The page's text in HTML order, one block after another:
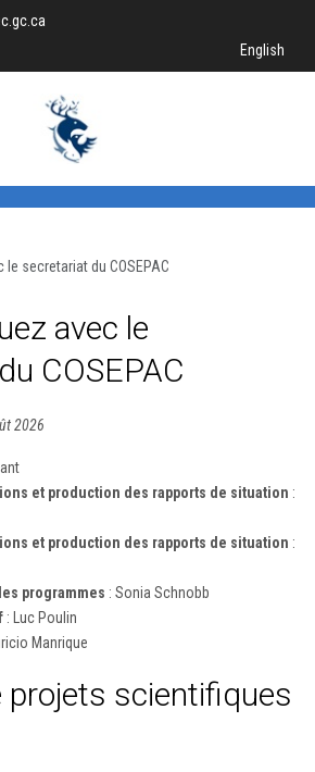
Sélectionnez
English
secretariat du COSEPAC
avec le
COSEPAC
2026
et production des rapports de situation :
et production des rapports de situation :
programmes : Sonia Schnobb
: Luc Poulin
Manrique
projets scientifiques